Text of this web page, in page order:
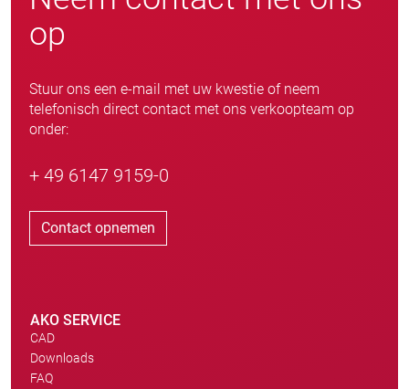
op
Stuur ons een e-mail met uw kwestie of neem
telefonisch direct contact met ons verkoopteam op
onder:
+ 49 6147 9159-0
Contact opnemen
AKO SERVICE
CAD
Downloads
FAQ